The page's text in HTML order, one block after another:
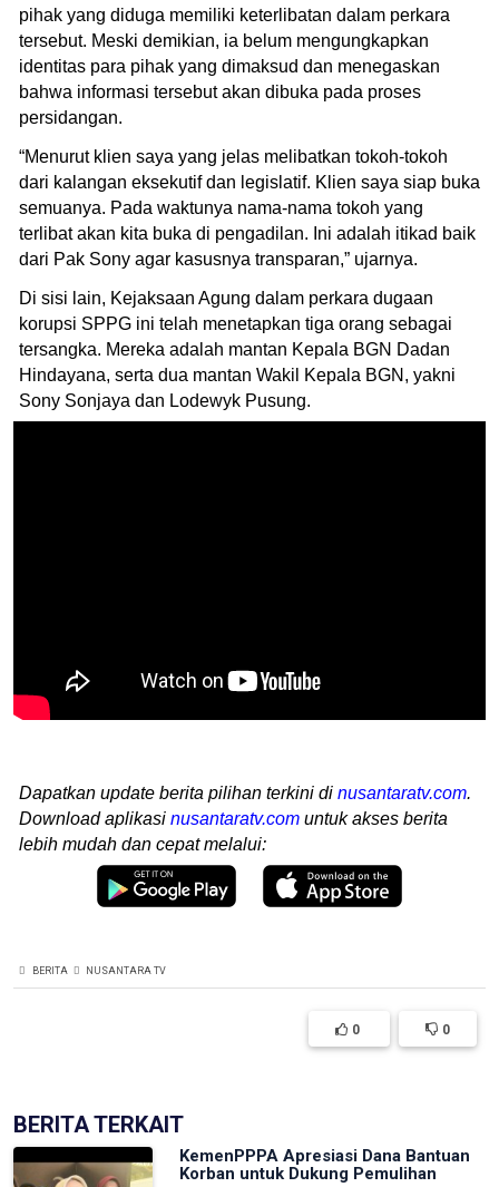
pihak yang diduga memiliki keterlibatan dalam perkara
tersebut. Meski demikian, ia belum mengungkapkan
identitas para pihak yang dimaksud dan menegaskan
bahwa informasi tersebut akan dibuka pada proses
persidangan.
“Menurut klien saya yang jelas melibatkan tokoh-tokoh
dari kalangan eksekutif dan legislatif. Klien saya siap buka
semuanya. Pada waktunya nama-nama tokoh yang
terlibat akan kita buka di pengadilan. Ini adalah itikad baik
dari Pak Sony agar kasusnya transparan,” ujarnya.
Di sisi lain, Kejaksaan Agung dalam perkara dugaan
korupsi SPPG ini telah menetapkan tiga orang sebagai
tersangka. Mereka adalah mantan Kepala BGN Dadan
Hindayana, serta dua mantan Wakil Kepala BGN, yakni
Sony Sonjaya dan Lodewyk Pusung.
Dapatkan update berita pilihan terkini di nusantaratv.com.
Download aplikasi nusantaratv.com untuk akses berita
lebih mudah dan cepat melalui:
BERITA NUSANTARA TV
0 0
BERITA TERKAIT
KemenPPPA Apresiasi Dana Bantuan
Korban untuk Dukung Pemulihan